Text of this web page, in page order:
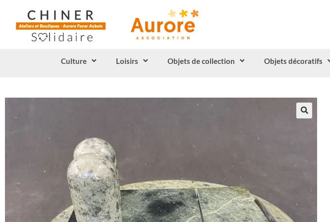
Culture Loisirs Objets de collection Objets décoratifs